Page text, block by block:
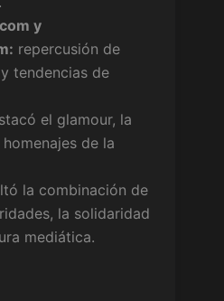
y
repercusión de
tendencias de
el glamour, la
de la
la combinación de
la solidaridad
mediática.